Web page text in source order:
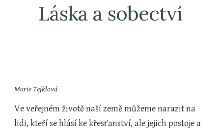
Láska a sobectví
Marie Tejklová
Ve veřejném životě naší země můžeme narazit na
lidi, kteří se hlásí ke křesťanství, ale jejich postoje a